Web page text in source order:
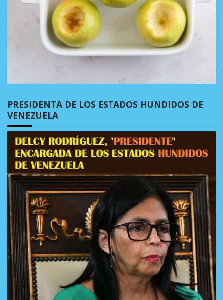
PRESIDENTA DE LOS ESTADOS HUNDIDOS DE
VENEZUELA